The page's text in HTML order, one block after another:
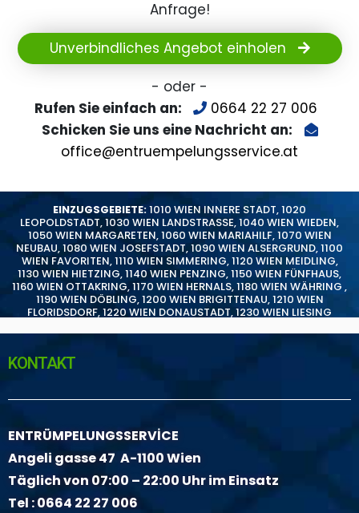
Anfrage!
Unverbindliches Angebot einholen
- oder -
Rufen Sie einfach an:
0664 22 27 006
Schicken Sie uns eine Nachricht an:
office@entruempelungsservice.at
EINZUGSGEBIETE:1010 WIEN INNERE STADT,1020
LEOPOLDSTADT,1030 WIEN LANDSTRASSE,1040 WIEN WIEDEN,
1050 WIEN MARGARETEN,1060 WIEN MARIAHILF,1070 WIEN
NEUBAU,1080 WIEN JOSEFSTADT,1090 WIEN ALSERGRUND,1100
WIEN FAVORITEN,1110 WIEN SIMMERING,1120 WIEN MEIDLING,
1130 WIEN HIETZING,1140 WIEN PENZING,1150 WIEN FÜNFHAUS,
1160 WIEN OTTAKRING,1170 WIEN HERNALS,1180 WIEN WÄHRING ,
1190 WIEN DÖBLING,1200 WIEN BRIGITTENAU,1210 WIEN
FLORIDSDORF,1220 WIEN DONAUSTADT,1230 WIEN LIESING
KONTAKT
ENTRÜMPELUNGSSERVİCE
Angeli gasse 47 A-1100 Wien
Täglich von 07:00 – 22:00 Uhr im Einsatz
Tel :0664 22 27 006